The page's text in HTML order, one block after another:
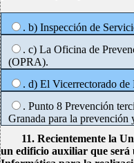
. b) Inspección de
. c) La Oficina de
(OPRA).
. d) El Vicerrectorado
. Punto 8 Prevención
Granada para la prevención
11. Recientemente la
un edificio auxiliar que